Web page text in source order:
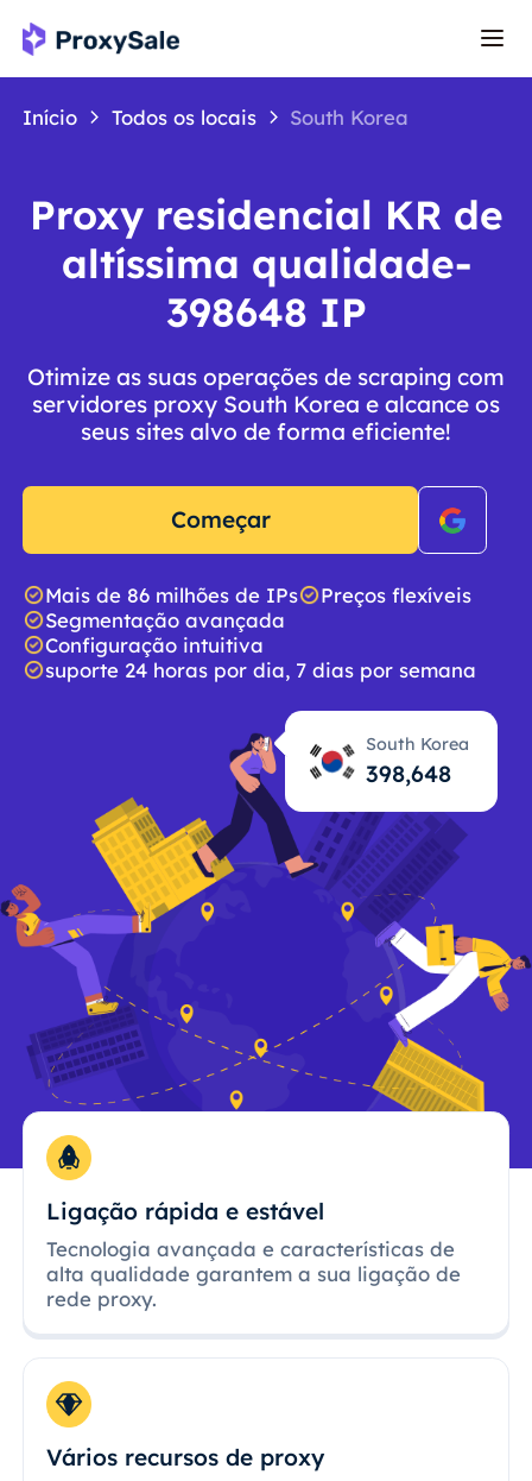
Início Todos os locais South Korea
Proxy residencial KR de
altíssima qualidade-
398648 IP
Otimize as suas operações de scraping com
servidores proxy South Korea e alcance os
seus sites alvo de forma eficiente!
Começar
Mais de 86 milhões de IPs
Preços flexíveis
Segmentação avançada
Configuração intuitiva
suporte 24 horas por dia, 7 dias por semana
South Korea
398,648
Ligação rápida e estável
Tecnologia avançada e características de
alta qualidade garantem a sua ligação de
rede proxy.
Vários recursos de proxy